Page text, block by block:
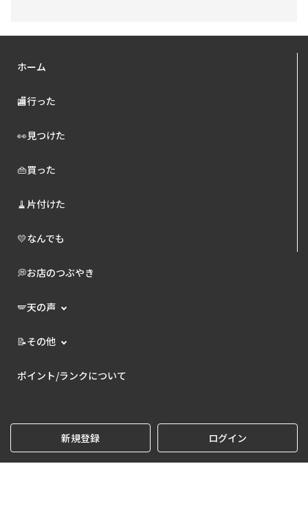
ホーム
🏬行った
👀見つけた
👜買った
🧹片付けた
💛なんでも
💭お店のつぶやき
🪽天の声
📝その他
ポイント/ランクについて
新規登録 ログイン